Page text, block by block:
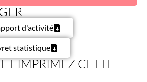
d'activité
statistique
IMPRIMEZ CETTE